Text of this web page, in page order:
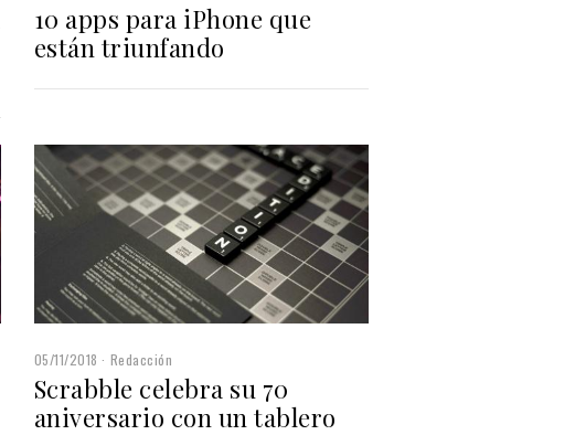
10 apps para iPhone que
están triunfando
05/11/2018 Redacción
Scrabble celebra su 70
aniversario con un tablero